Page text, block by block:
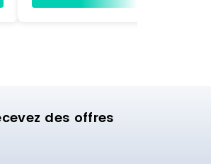
400 mm
des offres